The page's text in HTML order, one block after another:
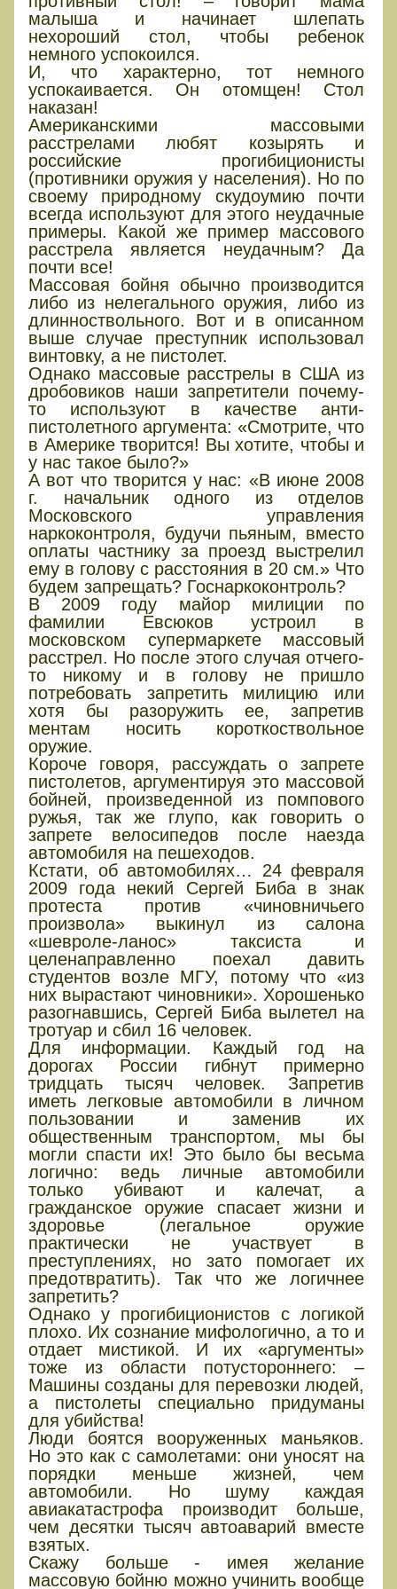
малыша и начинает шлепать
нехороший стол, чтобы ребенок
немного успокоился.
И, что характерно, тот немного
успокаивается. Он отомщен! Стол
наказан!
Американскими массовыми
расстрелами любят козырять и
российские прогибиционисты
(противники оружия у населения). Но по
своему природному скудоумию почти
всегда используют для этого неудачные
примеры. Какой же пример массового
расстрела является неудачным? Да
почти все!
Массовая бойня обычно производится
либо из нелегального оружия, либо из
длинноствольного. Вот и в описанном
выше случае преступник использовал
винтовку, а не пистолет.
Однако массовые расстрелы в США из
дробовиков наши запретители почему-
то используют в качестве анти-
пистолетного аргумента: «Смотрите, что
в Америке творится! Вы хотите, чтобы и
у нас такое было?»
А вот что творится у нас: «В июне 2008
г. начальник одного из отделов
Московского управления
наркоконтроля, будучи пьяным, вместо
оплаты частнику за проезд выстрелил
ему в голову с расстояния в 20 см.» Что
будем запрещать? Госнаркоконтроль?
В 2009 году майор милиции по
фамилии Евсюков устроил в
московском супермаркете массовый
расстрел. Но после этого случая отчего-
то никому и в голову не пришло
потребовать запретить милицию или
хотя бы разоружить ее, запретив
ментам носить короткоствольное
оружие.
Короче говоря, рассуждать о запрете
пистолетов, аргументируя это массовой
бойней, произведенной из помпового
ружья, так же глупо, как говорить о
запрете велосипедов после наезда
автомобиля на пешеходов.
Кстати, об автомобилях… 24 февраля
2009 года некий Сергей Биба в знак
протеста против «чиновничьего
произвола» выкинул из салона
«шевроле-ланос» таксиста и
целенаправленно поехал давить
студентов возле МГУ, потому что «из
них вырастают чиновники». Хорошенько
разогнавшись, Сергей Биба вылетел на
тротуар и сбил 16 человек.
Для информации. Каждый год на
дорогах России гибнут примерно
тридцать тысяч человек. Запретив
иметь легковые автомобили в личном
пользовании и заменив их
общественным транспортом, мы бы
могли спасти их! Это было бы весьма
логично: ведь личные автомобили
только убивают и калечат, а
гражданское оружие спасает жизни и
здоровье (легальное оружие
практически не участвует в
преступлениях, но зато помогает их
предотвратить). Так что же логичнее
запретить?
Однако у прогибиционистов с логикой
плохо. Их сознание мифологично, а то и
отдает мистикой. И их «аргументы»
тоже из области потустороннего: –
Машины созданы для перевозки людей,
а пистолеты специально придуманы
для убийства!
Люди боятся вооруженных маньяков.
Но это как с самолетами: они уносят на
порядки меньше жизней, чем
автомобили. Но шуму каждая
авиакатастрофа производит больше,
чем десятки тысяч автоаварий вместе
взятых.
Скажу больше - имея желание
массовую бойню можно учинить вообще